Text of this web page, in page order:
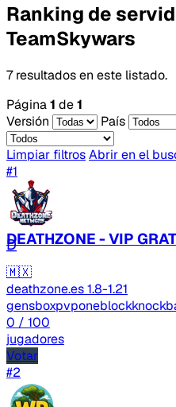
Ranking de
TeamSkywars
7 resultados en este listado.
Página1 de1
Versión
País
Limpiar filtrosAbrir en el
#1
D
DEATHZONE - VIP
🇲🇽
deathzone.es1.8-1.21
gensboxpvponeblock
0 / 100
jugadores
Votar
#2